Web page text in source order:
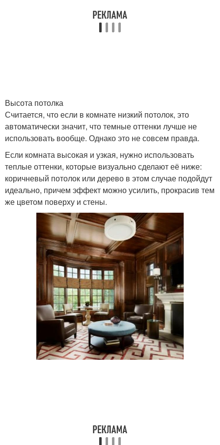
Высота потолка
Считается, что если в комнате низкий потолок, это
автоматически значит, что темные оттенки лучше не
использовать вообще. Однако это не совсем правда.
Если комната высокая и узкая, нужно использовать
теплые оттенки, которые визуально сделают её ниже:
коричневый потолок или дерево в этом случае подойдут
идеально, причем эффект можно усилить, прокрасив тем
же цветом поверху и стены.